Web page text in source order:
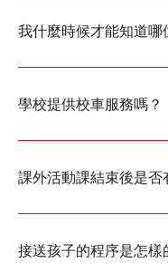
我什麼時候才能知道哪
學校提供校車服務嗎？
課外活動課結束後是否
接送孩子的程序是怎樣